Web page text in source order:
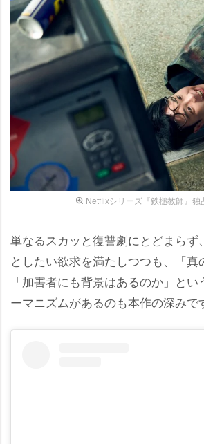
Netflixシリーズ『鉄槌教師』独
単なるスカッと復讐劇にとどまらず
としたい欲求を満たしつつも、「真
「加害者にも背景はあるのか」と
ーマニズムがあるのも本作の深みで